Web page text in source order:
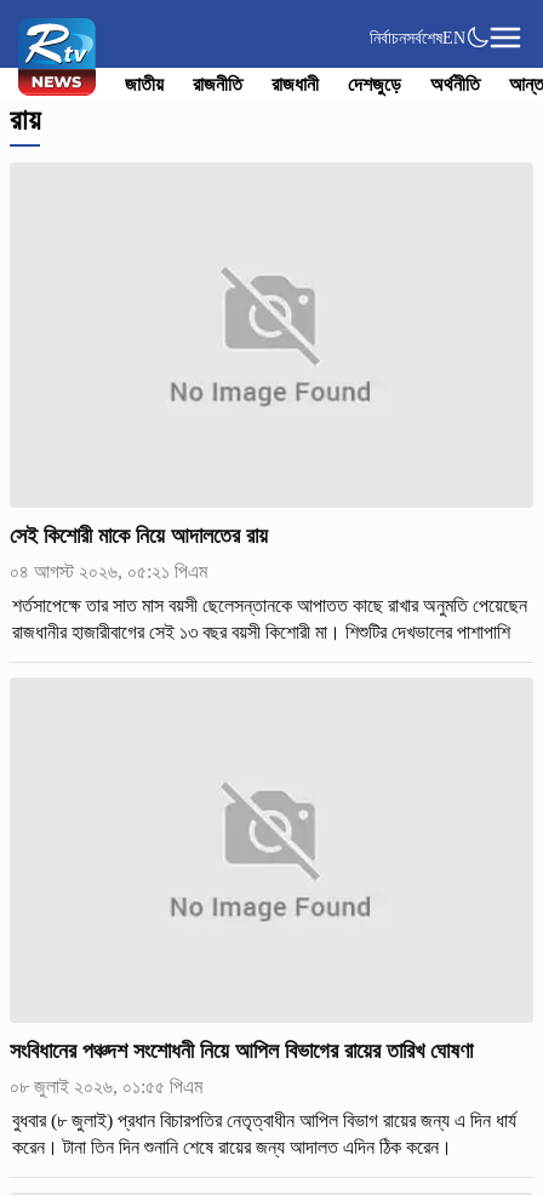
নির্বাচনসর্বশেষEN
জাতীয় রাজনীতি রাজধানী দেশজুড়ে অর্থনীতি
রায়
সেই কিশোরী মাকে নিয়ে আদালতের রায়
০৪ আগস্ট ২০২৬, ০৫:২১ পিএম
শর্তসাপেক্ষে তার সাত মাস বয়সী ছেলেসন্তানকে আপাতত কাছে রাখার অনুমতি পেয়েছেন
রাজধানীর হাজারীবাগের সেই ১৩ বছর বয়সী কিশোরী মা। শিশুটির দেখভালের পাশাপাশি
কিশোরী মাকে সামাজিক যোগাযোগমাধ্যম ফেসবুক ও টিকটকসহ
সংবিধানের পঞ্চদশ সংশোধনী নিয়ে আপিল বিভাগের রায়ের তারিখ ঘোষণা
০৮ জুলাই ২০২৬, ০১:৫৫ পিএম
বুধবার (৮ জুলাই) প্রধান বিচারপতির নেতৃত্বাধীন আপিল বিভাগ রায়ের জন্য এ দিন ধার্য
করেন। টানা তিন দিন শুনানি শেষে রায়ের জন্য আদালত এদিন ঠিক করেন।